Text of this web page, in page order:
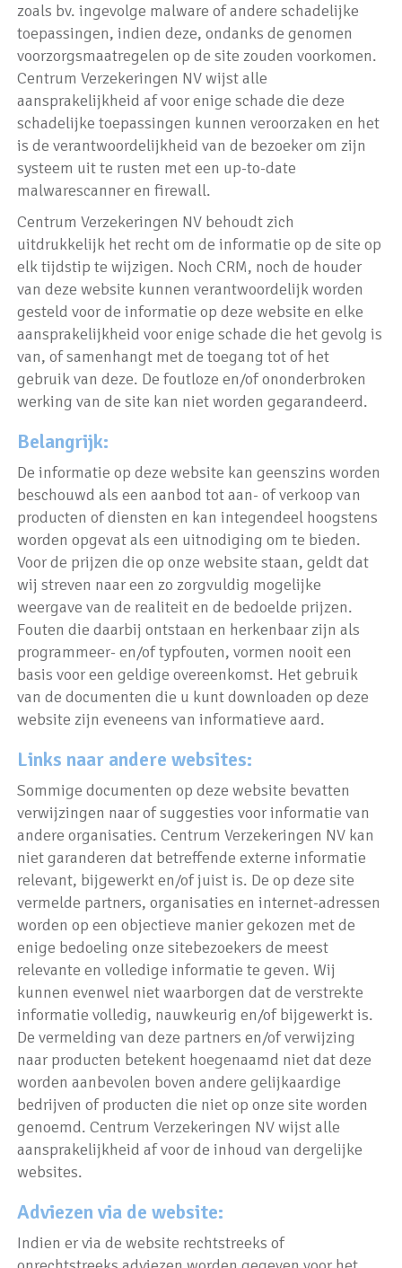
zoals bv. ingevolge malware of andere schadelijke
toepassingen, indien deze, ondanks de genomen
voorzorgsmaatregelen op de site zouden voorkomen.
Centrum Verzekeringen NV wijst alle
aansprakelijkheid af voor enige schade die deze
schadelijke toepassingen kunnen veroorzaken en het
is de verantwoordelijkheid van de bezoeker om zijn
systeem uit te rusten met een up-to-date
malwarescanner en firewall.
Centrum Verzekeringen NV behoudt zich
uitdrukkelijk het recht om de informatie op de site op
elk tijdstip te wijzigen. Noch CRM, noch de houder
van deze website kunnen verantwoordelijk worden
gesteld voor de informatie op deze website en elke
aansprakelijkheid voor enige schade die het gevolg is
van, of samenhangt met de toegang tot of het
gebruik van deze. De foutloze en/of ononderbroken
werking van de site kan niet worden gegarandeerd.
Belangrijk:
De informatie op deze website kan geenszins worden
beschouwd als een aanbod tot aan- of verkoop van
producten of diensten en kan integendeel hoogstens
worden opgevat als een uitnodiging om te bieden.
Voor de prijzen die op onze website staan, geldt dat
wij streven naar een zo zorgvuldig mogelijke
weergave van de realiteit en de bedoelde prijzen.
Fouten die daarbij ontstaan en herkenbaar zijn als
programmeer- en/of typfouten, vormen nooit een
basis voor een geldige overeenkomst. Het gebruik
van de documenten die u kunt downloaden op deze
website zijn eveneens van informatieve aard.
Links naar andere websites:
Sommige documenten op deze website bevatten
verwijzingen naar of suggesties voor informatie van
andere organisaties. Centrum Verzekeringen NV kan
niet garanderen dat betreffende externe informatie
relevant, bijgewerkt en/of juist is. De op deze site
vermelde partners, organisaties en internet-adressen
worden op een objectieve manier gekozen met de
enige bedoeling onze sitebezoekers de meest
relevante en volledige informatie te geven. Wij
kunnen evenwel niet waarborgen dat de verstrekte
informatie volledig, nauwkeurig en/of bijgewerkt is.
De vermelding van deze partners en/of verwijzing
naar producten betekent hoegenaamd niet dat deze
worden aanbevolen boven andere gelijkaardige
bedrijven of producten die niet op onze site worden
genoemd. Centrum Verzekeringen NV wijst alle
aansprakelijkheid af voor de inhoud van dergelijke
websites.
Adviezen via de website:
Indien er via de website rechtstreeks of